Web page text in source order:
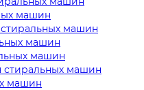
машин
машин
машин
машин
стиральных машин
машин